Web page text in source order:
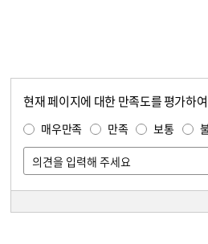
현재 페이지에 대한 만족도를 평가하
매우만족 만족 보통